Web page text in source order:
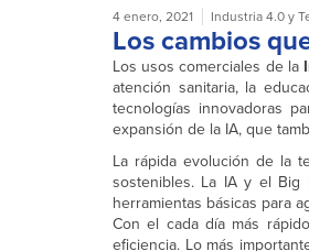
4 enero, 2021 Industria 4.0 y
Los cambios
Los usos comerciales de la
atención sanitaria, la
tecnologías innovadoras
expansión de la IA, que
La rápida evolución de la
sostenibles. La IA y el Big
herramientas básicas para
Con el cada día más
eficiencia. Lo más